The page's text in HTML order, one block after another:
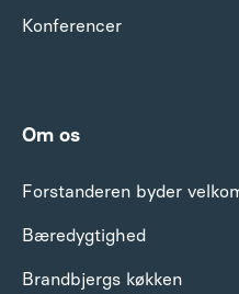
Konferencer
Om os
Forstanderen byder
Bæredygtighed
Brandbjergs køkken